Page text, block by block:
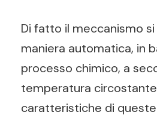
Di fatto il meccanismo
maniera automatica, in
processo chimico, a
temperatura
caratteristiche di